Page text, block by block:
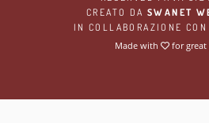
CREATO DASWANET
IN COLLABORAZIONE CON
Made with
for great